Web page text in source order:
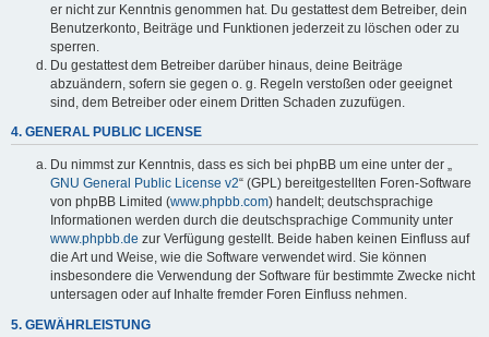
er nicht zur Kenntnis genommen hat. Du gestattest dem Betreiber, dein
Benutzerkonto, Beiträge und Funktionen jederzeit zu löschen oder zu
sperren.
Du gestattest dem Betreiber darüber hinaus, deine Beiträge
abzuändern, sofern sie gegen o. g. Regeln verstoßen oder geeignet
sind, dem Betreiber oder einem Dritten Schaden zuzufügen.
4. GENERAL PUBLIC LICENSE
Du nimmst zur Kenntnis, dass es sich bei phpBB um eine unter der „
GNU General Public License v2“ (GPL) bereitgestellten Foren-Software
von phpBB Limited (www.phpbb.com) handelt; deutschsprachige
Informationen werden durch die deutschsprachige Community unter
www.phpbb.de zur Verfügung gestellt. Beide haben keinen Einfluss auf
die Art und Weise, wie die Software verwendet wird. Sie können
insbesondere die Verwendung der Software für bestimmte Zwecke nicht
untersagen oder auf Inhalte fremder Foren Einfluss nehmen.
5. GEWÄHRLEISTUNG